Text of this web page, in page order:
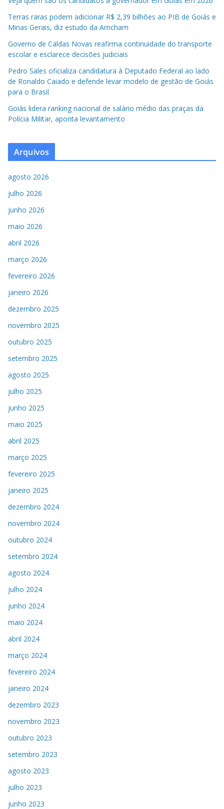
Terras raras podem adicionar R$ 2,39 bilhões ao PIB de Goiás e
Minas Gerais, diz estudo da Amcham
Governo de Caldas Novas reafirma continuidade do transporte
escolar e esclarece decisões judiciais
Pedro Sales oficializa candidatura à Deputado Federal ao lado
de Ronaldo Caiado e defende levar modelo de gestão de Goiás
para o Brasil
Goiás lidera ranking nacional de salário médio das praças da
Polícia Militar, aponta levantamento
Arquivos
agosto 2026
julho 2026
junho 2026
maio 2026
abril 2026
março 2026
fevereiro 2026
janeiro 2026
dezembro 2025
novembro 2025
outubro 2025
setembro 2025
agosto 2025
julho 2025
junho 2025
maio 2025
abril 2025
março 2025
fevereiro 2025
janeiro 2025
dezembro 2024
novembro 2024
outubro 2024
setembro 2024
agosto 2024
julho 2024
junho 2024
maio 2024
abril 2024
março 2024
fevereiro 2024
janeiro 2024
dezembro 2023
novembro 2023
outubro 2023
setembro 2023
agosto 2023
julho 2023
junho 2023